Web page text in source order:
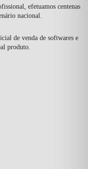
efetuamos centenas
nacional.
de venda de softwares e
produto.